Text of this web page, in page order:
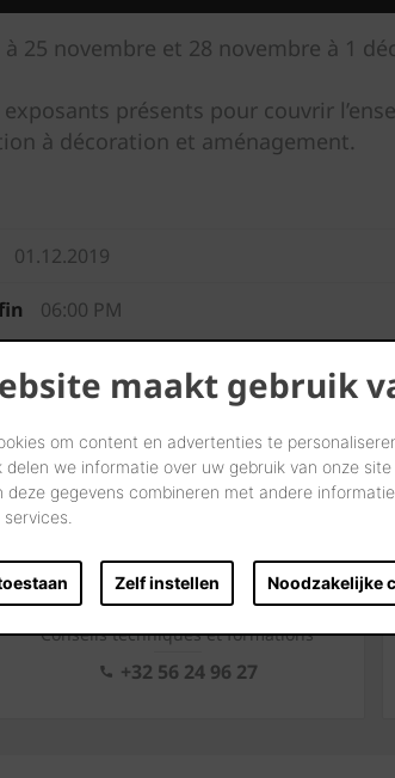
maakt gebruik
om content en advertenties te
delen we informatie over uw gebruik van onze
deze gegevens combineren met andere
Zelf instellen Noodzakelijke
25 novembre et 28 novembre à 1
présents pour couvrir
à décoration et aménagement.
01.12.2019
06:00 PM
Habitat Liège
internationales
Conseils techniques et formations
+32 56 24 96 27